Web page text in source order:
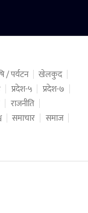
/ पर्यटन
खेलकुद
प्रदेश-५
प्रदेश-७
राजनीति
समाचार
समाज